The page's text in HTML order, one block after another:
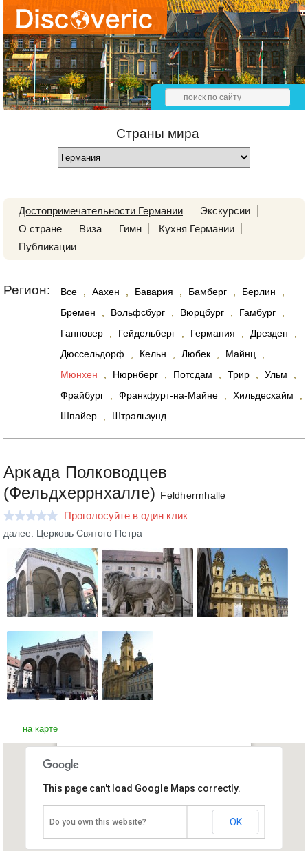
Страны мира
Достопримечательности Германии
Экскурсии
О стране
Виза Гимн
Кухня Германии
Публикации
Регион: Все Аахен Бавария Бамберг Берлин
Бремен
Вольфсбург Вюрцбург Гамбург
Ганновер
Гейдельберг Германия Дрезден
Дюссельдорф
Кельн Любек Майнц
Мюнхен
Нюрнберг Потсдам Трир Ульм
Фрайбург
Франкфурт-на-Майне Хильдесхайм
Шпайер
Штральзунд
Аркада Полководцев
(Фельдхеррнхалле) Feldherrnhalle
Проголосуйте в один клик
далее: Церковь Святого Петра
на карте
(Фельдхеррнхалле)
This page can't load Google Maps correctly.
Do you own this website? OK